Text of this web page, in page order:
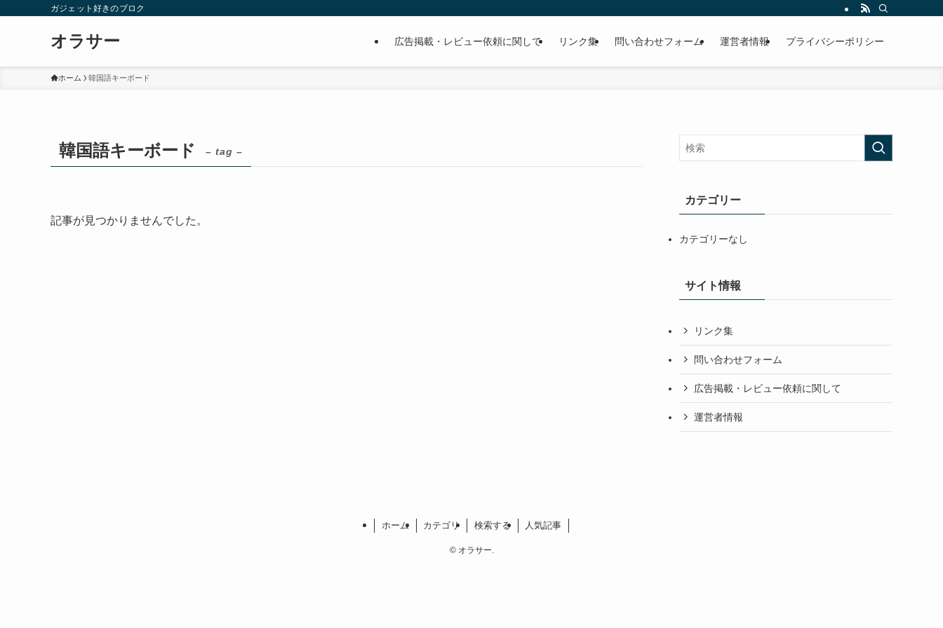
ガジェット好きのブロク
オラサー 広告掲載・レビュー依頼に関して リンク集 問い合わせフォーム 運営者情報 プライバシーポリシー
ホーム 韓国語キーボード
韓国語キーボード – tag –
記事が見つかりませんでした。
カテゴリー
カテゴリーなし
サイト情報
リンク集
問い合わせフォーム
広告掲載・レビュー依頼に関して
運営者情報
ホーム カテゴリ 検索する 人気記事
©オラサー.